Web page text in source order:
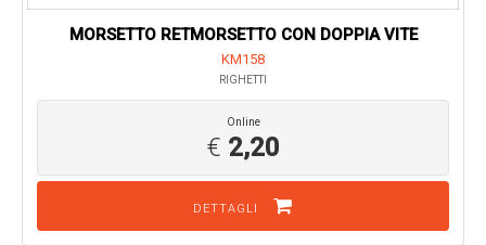
MORSETTO RETMORSETTO CON DOPPIA VITE
KM158
RIGHETTI
Online
€ 2,20
DETTAGLI